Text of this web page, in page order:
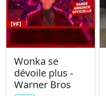
Wonka se
dévoile plus -
Warner Bros